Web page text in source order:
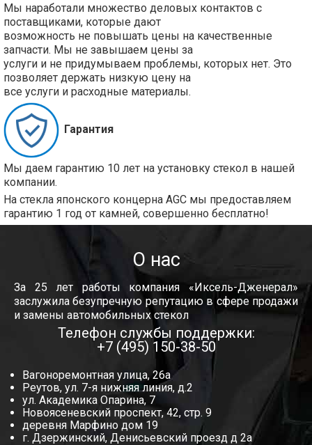
Мы наработали множество деловых контактов с
поставщиками, которые дают
возможность не повышать цены на качественные
запчасти. Мы не завышаем цены за
услуги и не придумываем проблемы, которых нет. Это
позволяет держать низкую цену на
все услуги и расходные материалы.
Гарантия
Мы даем гарантию 10 лет на установку стекол в нашей
компании.
На стекла японского концерна AGC мы предоставляем
гарантию 1 год от камней, совершенно бесплатно!
О нас
За 25 лет работы компания «Иксель-Дженерал»
заслужила безупречную репутацию в сфере продажи
и замены автомобильных стекол
Телефон службы поддержки:
+7 (495) 150-38-50
Вагоноремонтная улица, 26а
Реутов, ул. 7-я нижняя линия, д.2
ул. Академика Опарина, 7
Новоясеневский проспект, 42, стр. 9
деревня Марфино дом 19
г. Дзержинский, Денисьевский проезд д 2а